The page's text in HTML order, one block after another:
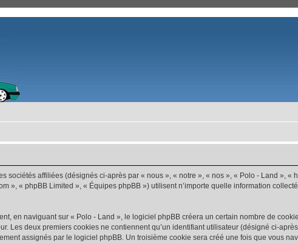
sociétés affiliées (désignés ci-après par « nous », « notre », « nos », « Polo - Land », «
», « phpBB Limited », « Équipes phpBB ») utilisent n’importe quelle information
en naviguant sur « Polo - Land », le logiciel phpBB créera un certain nombre de
Les deux premiers cookies ne contiennent qu’un identifiant utilisateur (désigné ci-
assignés par le logiciel phpBB. Un troisième cookie sera créé une fois que vous